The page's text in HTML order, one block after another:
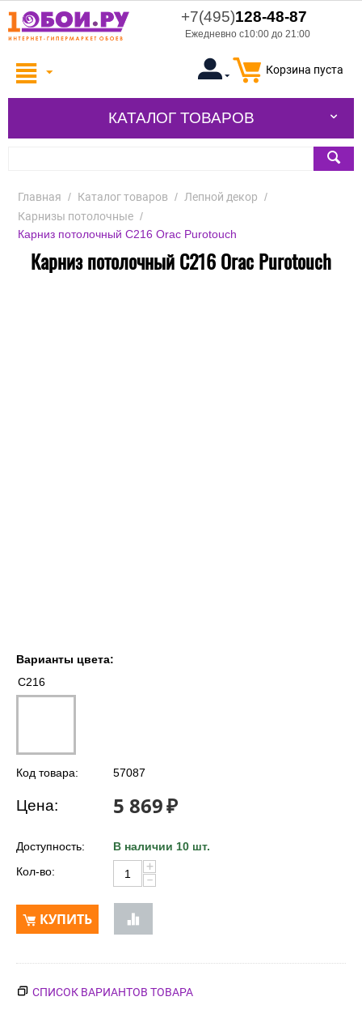
+7(495)128-48-87
Ежедневно с10:00 до 21:00
Корзина пуста
КАТАЛОГ ТОВАРОВ
Главная / Каталог товаров / Лепной декор /
Карнизы потолочные /
Карниз потолочный C216 Orac Purotouch
Карниз потолочный C216 Orac Purotouch
Варианты цвета:
C216
Код товара: 57087
Цена: 5 869₽
Доступность:
В наличии 10 шт.
Кол-во:
+
−
КУПИТЬ
СПИСОК ВАРИАНТОВ ТОВАРА